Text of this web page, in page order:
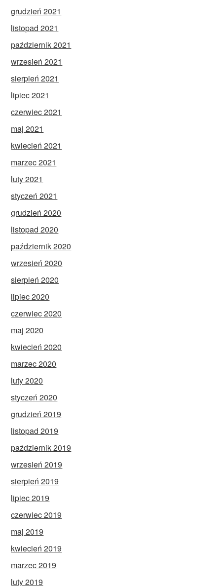
grudzień 2021
listopad 2021
październik 2021
wrzesień 2021
sierpień 2021
lipiec 2021
czerwiec 2021
maj 2021
kwiecień 2021
marzec 2021
luty 2021
styczeń 2021
grudzień 2020
listopad 2020
październik 2020
wrzesień 2020
sierpień 2020
lipiec 2020
czerwiec 2020
maj 2020
kwiecień 2020
marzec 2020
luty 2020
styczeń 2020
grudzień 2019
listopad 2019
październik 2019
wrzesień 2019
sierpień 2019
lipiec 2019
czerwiec 2019
maj 2019
kwiecień 2019
marzec 2019
luty 2019